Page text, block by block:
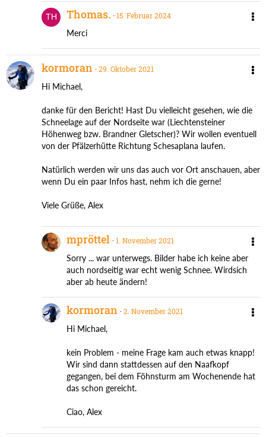
Thomas. 15. Februar 2024
Merci
kormoran 29. Oktober 2021
Hi Michael,
danke für den Bericht! Hast Du vielleicht gesehen, wie die
Schneelage auf der Nordseite war (Liechtensteiner
Höhenweg bzw. Brandner Gletscher)? Wir wollen eventuell
von der Pfälzerhütte Richtung Schesaplana laufen.
Natürlich werden wir uns das auch vor Ort anschauen, aber
wenn Du ein paar Infos hast, nehm ich die gerne!
Viele Grüße, Alex
mpröttel 1. November 2021
Sorry ... war unterwegs. Bilder habe ich keine aber
auch nordseitig war echt wenig Schnee. Wirdsich
aber ab heute ändern!
kormoran 2. November 2021
Hi Michael,
kein Problem - meine Frage kam auch etwas knapp!
Wir sind dann stattdessen auf den Naafkopf
gegangen, bei dem Föhnsturm am Wochenende hat
das schon gereicht.
Ciao, Alex